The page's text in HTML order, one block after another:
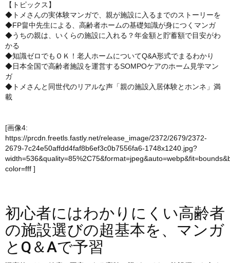
【トピックス】
◆トメさんの実体験マンガで、親が施設に入るまでのストーリーを
◆FP畠中先生による、高齢者ホームの基礎知識が身につくマンガ
◆うちの親は、いくらの施設に入れる？年金額と貯蓄額で目安がわ
かる
◆知識ゼロでもＯＫ！老人ホームについてQ&A形式でまるわかり
◆日本全国で高齢者施設を運営するSOMPOケアのホーム見学マン
ガ
◆トメさんと同世代のリアルな声「親の施設入居体験とホンネ」満
載
[画像4:
https://prcdn.freetls.fastly.net/release_image/2372/2679/2372-
2679-7c24e50affdd4faf8b6ef3c0b7556fa6-1748x1240.jpg?
color=fff ]
初心者にはわかりにくい高齢者
の施設選びの超基本を、マンガ
とQ＆Aで予習